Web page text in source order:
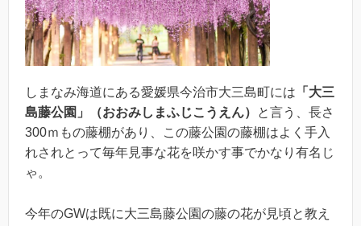
しまなみ海道にある愛媛県今治市大三島町には 「大三
島藤公園」（おおみしまふじこうえん）
と言う、長さ
300ｍもの藤棚があり、この藤公園の藤棚はよく手入
れされとって毎年見事な花を咲かす事でかなり有名じ
ゃ。
今年のGWは既に大三島藤公園の藤の花が見頃と教え